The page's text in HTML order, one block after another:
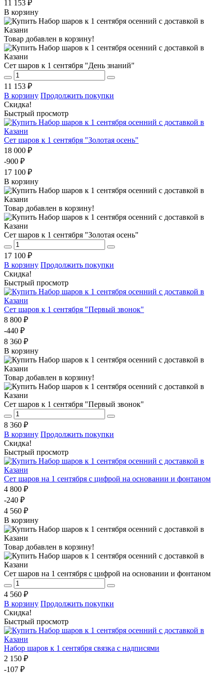
11 153 ₽
В корзину
Товар добавлен в корзину!
Сет шаров к 1 сентября "День знаний"
11 153 ₽
В корзину Продолжить покупки
Скидка!
Быстрый просмотр
Сет шаров к 1 сентября "Золотая осень"
18 000 ₽
-900 ₽
17 100 ₽
В корзину
Товар добавлен в корзину!
Сет шаров к 1 сентября "Золотая осень"
17 100 ₽
В корзину Продолжить покупки
Скидка!
Быстрый просмотр
Сет шаров к 1 сентября "Первый звонок"
8 800 ₽
-440 ₽
8 360 ₽
В корзину
Товар добавлен в корзину!
Сет шаров к 1 сентября "Первый звонок"
8 360 ₽
В корзину Продолжить покупки
Скидка!
Быстрый просмотр
Сет шаров на 1 сентября с цифрой на основании и фонтаном
4 800 ₽
-240 ₽
4 560 ₽
В корзину
Товар добавлен в корзину!
Сет шаров на 1 сентября с цифрой на основании и фонтаном
4 560 ₽
В корзину Продолжить покупки
Скидка!
Быстрый просмотр
Набор шаров к 1 сентября связка с надписями
2 150 ₽
-107 ₽